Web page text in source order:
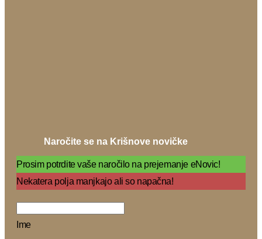
Naročite se na Krišnove novičke
Prosim potrdite vaše naročilo na prejemanje eNovic!
Nekatera polja manjkajo ali so napačna!
Ime